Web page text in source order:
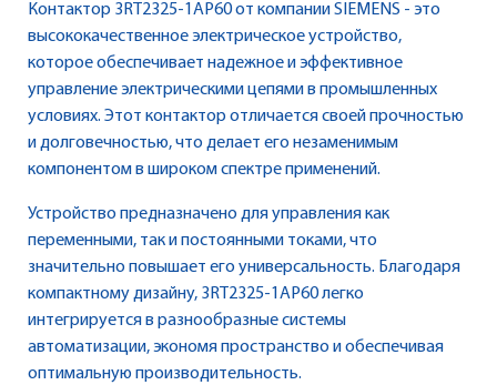
Контактор 3RT2325-1AP60 от компании SIEMENS - это
высококачественное электрическое устройство,
которое обеспечивает надежное и эффективное
управление электрическими цепями в промышленных
условиях. Этот контактор отличается своей прочностью
и долговечностью, что делает его незаменимым
компонентом в широком спектре применений.
Устройство предназначено для управления как
переменными, так и постоянными токами, что
значительно повышает его универсальность. Благодаря
компактному дизайну, 3RT2325-1AP60 легко
интегрируется в разнообразные системы
автоматизации, экономя пространство и обеспечивая
оптимальную производительность.